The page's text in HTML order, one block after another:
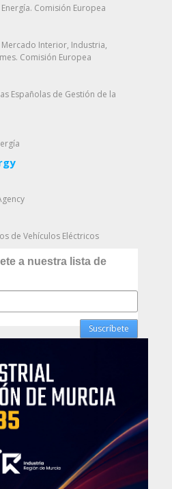
Comisión Europea
Interior, Industria,
Comisión Europea
Españolas de Gestión de la
de Vehículos Eléctricos
a nuestra lista de